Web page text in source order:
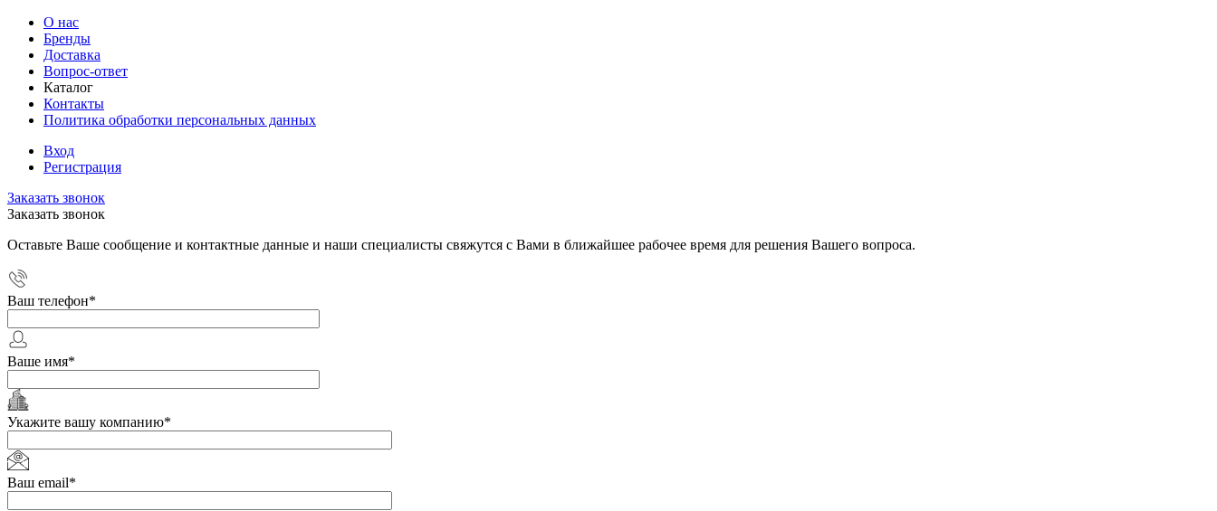
О нас
Бренды
Доставка
Вопрос-ответ
Каталог
Контакты
Политика обработки персональных данных
Вход
Регистрация
Заказать звонок
Заказать звонок
Оставьте Ваше сообщение и контактные данные и наши специалисты свяжутся с Вами в ближайшее рабочее время для решения Вашего вопроса.
Ваш телефон*
Ваше имя*
Укажите вашу компанию*
Ваш email*